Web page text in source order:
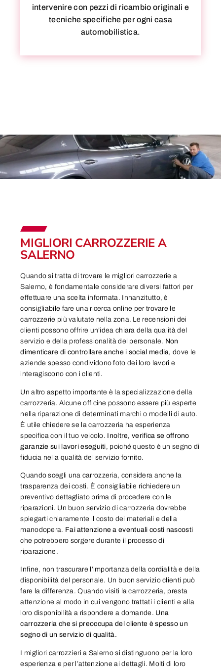
intervenire con pezzi di ricambio originali e
tecniche specifiche per ogni casa
automobilistica.
MIGLIORI CARROZZERIE A
SALERNO
Quando si tratta di trovare le migliori carrozzerie a
Salerno, è fondamentale considerare diversi fattori per
effettuare una scelta informata. Innanzitutto, è
consigliabile fare una ricerca online per trovare le
carrozzerie più valutate nella zona. Le recensioni dei
clienti possono offrire un’idea chiara della qualità del
servizio e della professionalità del personale. Non
dimenticare di controllare anche i social media, dove le
aziende spesso condividono foto dei loro lavori e
interagiscono con i clienti.
Un altro aspetto importante è la specializzazione della
carrozzeria. Alcune officine possono essere più esperte
nella riparazione di determinati marchi o modelli di auto.
È utile chiedere se la carrozzeria ha esperienza
specifica con il tuo veicolo. Inoltre, verifica se offrono
garanzie sui lavori eseguiti, poiché questo è un segno di
fiducia nella qualità del servizio fornito.
Quando scegli una carrozzeria, considera anche la
trasparenza dei costi. È consigliabile richiedere un
preventivo dettagliato prima di procedere con le
riparazioni. Un buon servizio di carrozzeria dovrebbe
spiegarti chiaramente il costo dei materiali e della
manodopera. Fai attenzione a eventuali costi nascosti
che potrebbero sorgere durante il processo di
riparazione.
Infine, non trascurare l’importanza della cordialità e della
disponibilità del personale. Un buon servizio clienti può
fare la differenza. Quando visiti la carrozzeria, presta
attenzione al modo in cui vengono trattati i clienti e alla
loro disponibilità a rispondere a domande. Una
carrozzeria che si preoccupa del cliente è spesso un
segno di un servizio di qualità.
I migliori carrozzieri a Salerno si distinguono per la loro
esperienza e per l’attenzione ai dettagli. Molti di loro